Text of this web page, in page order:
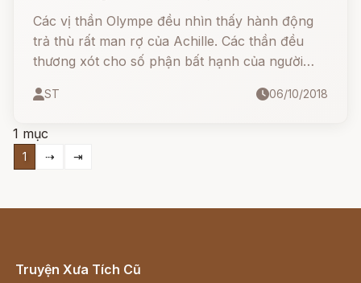
Các vị thần Olympe đều nhìn thấy hành động
trả thù rất man rợ của Achille. Các thần đều
thương xót cho số phận bất hạnh của người
Troie. Mọi người đều muốn tìm cách giúp đỡ.
ST 06/10/2018
1 mục
1 ⇢ ⇥
Truyện Xưa Tích Cũ